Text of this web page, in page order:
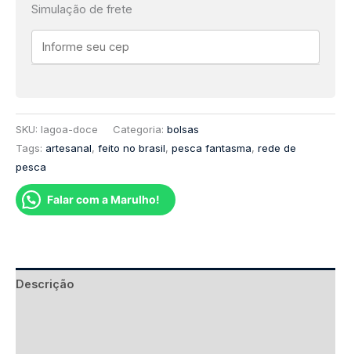
Produto
Redeiras
quantidade
Simulação de frete
SKU: lagoa-doce Categoria: bolsas
Tags: artesanal, feito no brasil, pesca fantasma, rede de
pesca
Falar com a Marulho!
Descrição